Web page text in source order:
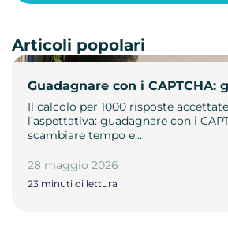
Guadagnare con i CAPTCHA:
Il calcolo per 1000 risposte
l’aspettativa: guadagnare con i
scambiare tempo e…
28 maggio 2026
23 minuti di lettura
Articoli popolari